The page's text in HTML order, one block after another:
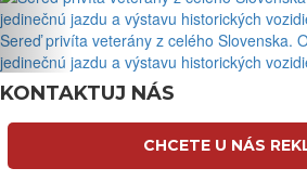
Sereď privíta veterány z celého Slovenska.
jedinečnú jazdu a výstavu historických
KONTAKTUJ NÁS
CHCETE U NÁS